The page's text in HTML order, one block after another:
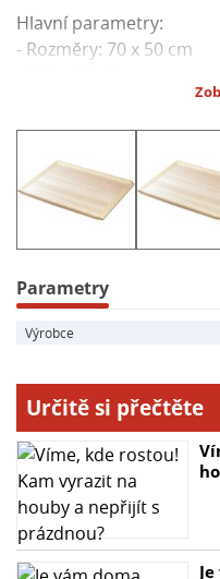
Hlavní parametry:
- Rozměry: 70 x 50 cm
Parametry
Výrobce
Určitě si přečtěte